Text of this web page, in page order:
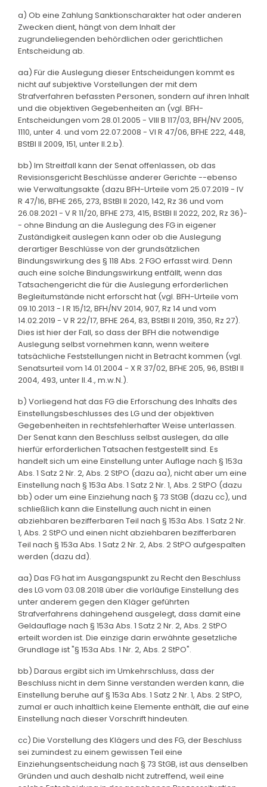
a) Ob eine Zahlung Sanktionscharakter hat oder anderen
Zwecken dient, hängt von dem Inhalt der
zugrundeliegenden behördlichen oder gerichtlichen
Entscheidung ab.
aa) Für die Auslegung dieser Entscheidungen kommt es
nicht auf subjektive Vorstellungen der mit dem
Strafverfahren befassten Personen, sondern auf ihren Inhalt
und die objektiven Gegebenheiten an (vgl. BFH-
Entscheidungen vom 28.01.2005 - VIII B 117/03, BFH/NV 2005,
1110, unter 4. und vom 22.07.2008 - VI R 47/06, BFHE 222, 448,
BStBl II 2009, 151, unter II.2.b).
bb) Im Streitfall kann der Senat offenlassen, ob das
Revisionsgericht Beschlüsse anderer Gerichte --ebenso
wie Verwaltungsakte (dazu BFH-Urteile vom 25.07.2019 - IV
R 47/16, BFHE 265, 273, BStBl II 2020, 142, Rz 36 und vom
26.08.2021 - V R 11/20, BFHE 273, 415, BStBl II 2022, 202, Rz 36)-
- ohne Bindung an die Auslegung des FG in eigener
Zuständigkeit auslegen kann oder ob die Auslegung
derartiger Beschlüsse von der grundsätzlichen
Bindungswirkung des § 118 Abs. 2 FGO erfasst wird. Denn
auch eine solche Bindungswirkung entfällt, wenn das
Tatsachengericht die für die Auslegung erforderlichen
Begleitumstände nicht erforscht hat (vgl. BFH-Urteile vom
09.10.2013 - I R 15/12, BFH/NV 2014, 907, Rz 14 und vom
14.02.2019 - V R 22/17, BFHE 264, 83, BStBl II 2019, 350, Rz 27).
Dies ist hier der Fall, so dass der BFH die notwendige
Auslegung selbst vornehmen kann, wenn weitere
tatsächliche Feststellungen nicht in Betracht kommen (vgl.
Senatsurteil vom 14.01.2004 - X R 37/02, BFHE 205, 96, BStBl II
2004, 493, unter II.4., m.w.N.).
b) Vorliegend hat das FG die Erforschung des Inhalts des
Einstellungsbeschlusses des LG und der objektiven
Gegebenheiten in rechtsfehlerhafter Weise unterlassen.
Der Senat kann den Beschluss selbst auslegen, da alle
hierfür erforderlichen Tatsachen festgestellt sind. Es
handelt sich um eine Einstellung unter Auflage nach § 153a
Abs. 1 Satz 2 Nr. 2, Abs. 2 StPO (dazu aa), nicht aber um eine
Einstellung nach § 153a Abs. 1 Satz 2 Nr. 1, Abs. 2 StPO (dazu
bb) oder um eine Einziehung nach § 73 StGB (dazu cc), und
schließlich kann die Einstellung auch nicht in einen
abziehbaren bezifferbaren Teil nach § 153a Abs. 1 Satz 2 Nr.
1, Abs. 2 StPO und einen nicht abziehbaren bezifferbaren
Teil nach § 153a Abs. 1 Satz 2 Nr. 2, Abs. 2 StPO aufgespalten
werden (dazu dd).
aa) Das FG hat im Ausgangspunkt zu Recht den Beschluss
des LG vom 03.08.2018 über die vorläufige Einstellung des
unter anderem gegen den Kläger geführten
Strafverfahrens dahingehend ausgelegt, dass damit eine
Geldauflage nach § 153a Abs. 1 Satz 2 Nr. 2, Abs. 2 StPO
erteilt worden ist. Die einzige darin erwähnte gesetzliche
Grundlage ist "§ 153a Abs. 1 Nr. 2, Abs. 2 StPO".
bb) Daraus ergibt sich im Umkehrschluss, dass der
Beschluss nicht in dem Sinne verstanden werden kann, die
Einstellung beruhe auf § 153a Abs. 1 Satz 2 Nr. 1, Abs. 2 StPO,
zumal er auch inhaltlich keine Elemente enthält, die auf eine
Einstellung nach dieser Vorschrift hindeuten.
cc) Die Vorstellung des Klägers und des FG, der Beschluss
sei zumindest zu einem gewissen Teil eine
Einziehungsentscheidung nach § 73 StGB, ist aus denselben
Gründen und auch deshalb nicht zutreffend, weil eine